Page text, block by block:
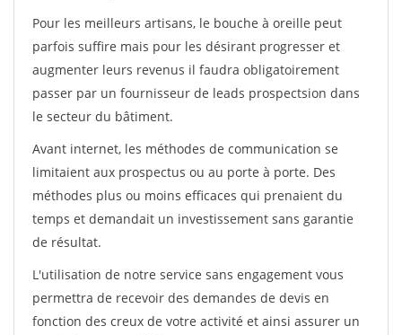
Pour les meilleurs artisans, le bouche à oreille peut
parfois suffire mais pour les désirant progresser et
augmenter leurs revenus il faudra obligatoirement
passer par un fournisseur de leads prospectsion dans
le secteur du bâtiment.
Avant internet, les méthodes de communication se
limitaient aux prospectus ou au porte à porte. Des
méthodes plus ou moins efficaces qui prenaient du
temps et demandait un investissement sans garantie
de résultat.
L'utilisation de notre service sans engagement vous
permettra de recevoir des demandes de devis en
fonction des creux de votre activité et ainsi assurer un